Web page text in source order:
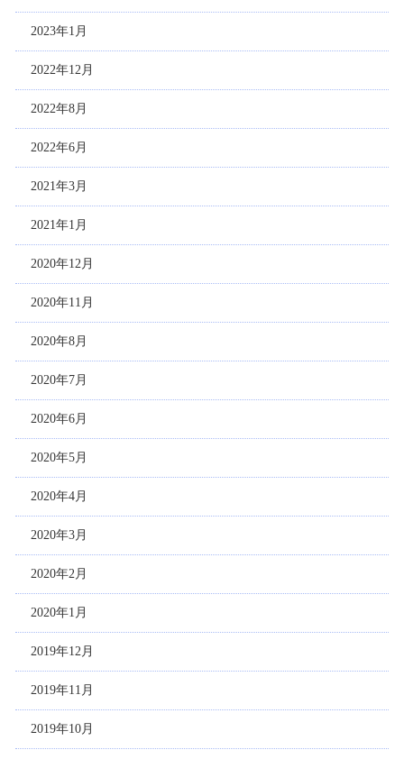
2023年1月
2022年12月
2022年8月
2022年6月
2021年3月
2021年1月
2020年12月
2020年11月
2020年8月
2020年7月
2020年6月
2020年5月
2020年4月
2020年3月
2020年2月
2020年1月
2019年12月
2019年11月
2019年10月